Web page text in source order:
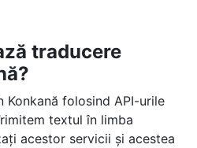
traducere
Konkană folosind API-urile
textul în limba
acestor servicii și acestea